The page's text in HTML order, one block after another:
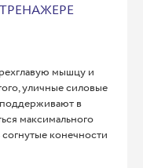
мышцу и
уличные силовые
в
максимального
конечности